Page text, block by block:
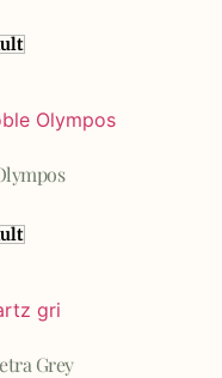
Grey